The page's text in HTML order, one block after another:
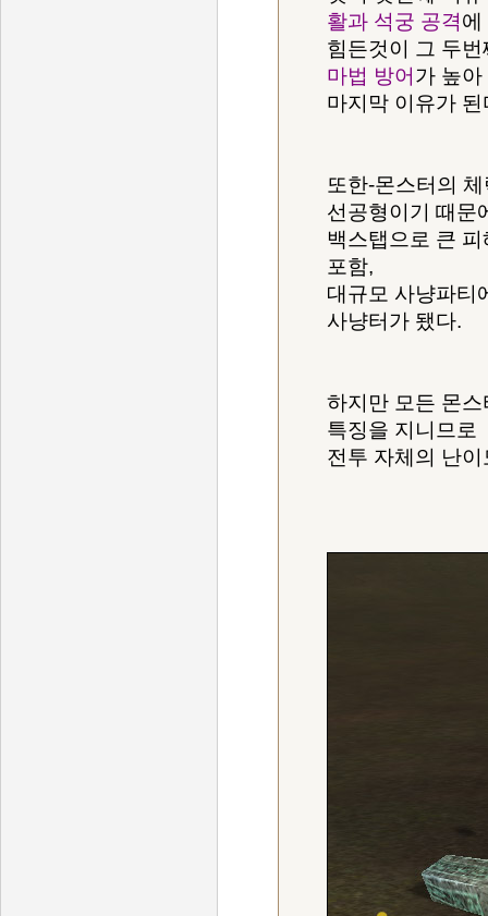
활과 석궁 공격에
힘든것이 그 두번
마법 방어 가 높
마지막 이유가 된
또한-몬스터의
선공형이기 때문
백스탭으로 큰
포함,
대규모 사냥파티
사냥터가 됐다.
하지만 모든 몬
특징을 지니므로
전투 자체의 난